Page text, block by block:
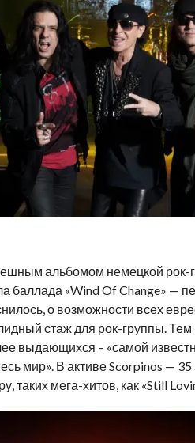
альбомом немецкой рок-
баллада «Wind Of Change» —
о возможности всех
стаж для рок-группы.
выдающихся – «самой
мир». В активе Scorpinos —
таких мега-хитов, как «Still